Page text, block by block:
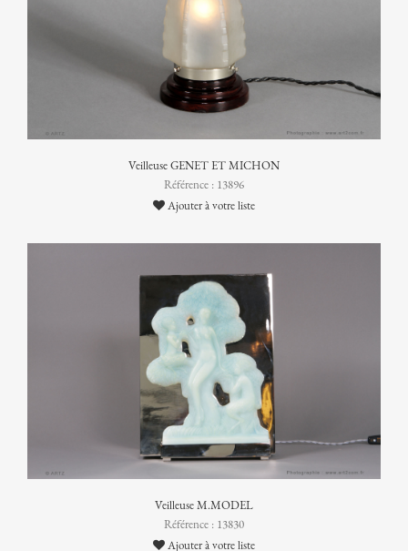
Veilleuse GENET ET MICHON
Référence : 13896
Ajouter à votre liste
Veilleuse M.MODEL
Référence : 13830
Ajouter à votre liste